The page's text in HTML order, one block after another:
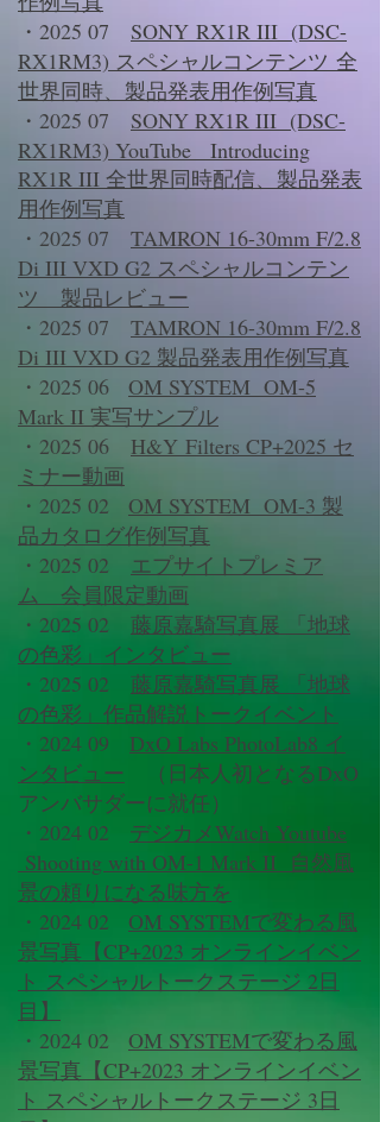
・2025 07 SONY RX1R III (DSC-
RX1RM3) スペシャルコンテンツ 全
世界同時、製品発表用作例写真
・2025 07 SONY RX1R III (DSC-
RX1RM3) YouTube Introducing
RX1R III 全世界同時配信、製品発表
用作例写真
・2025 07 TAMRON 16-30mm F/2.8
Di III VXD G2 スペシャルコンテン
ツ 製品レビュー
・2025 07 TAMRON 16-30mm F/2.8
Di III VXD G2 製品発表用作例写真
・2025 06 OM SYSTEM OM-5
Mark II 実写サンプル
・2025 06 H&Y Filters CP+2025 セ
ミナー動画
・2025 02 OM SYSTEM OM-3 製
品カタログ作例写真
・2025 02 エプサイトプレミア
ム 会員限定動画
・2025 02 藤原嘉騎写真展 「地球
の色彩」インタビュー
・2025 02 藤原嘉騎写真展 「地球
の色彩」作品解説トークイベント
・2024 09 DxO Labs PhotoLab8 イ
ンタビュー （日本人初となるDxO
アンバサダーに就任）
・2024 02 デジカメWatch Youtube
Shooting with OM-1 Mark II 自然風
景の頼りになる味方を
・2024 02 OM SYSTEMで変わる風
景写真【CP+2023 オンラインイベン
ト スペシャルトークステージ 2日
目】
・2024 02 OM SYSTEMで変わる風
景写真【CP+2023 オンラインイベン
ト スペシャルトークステージ 3日